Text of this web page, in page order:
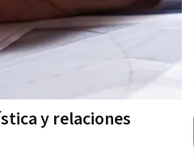
y relaciones